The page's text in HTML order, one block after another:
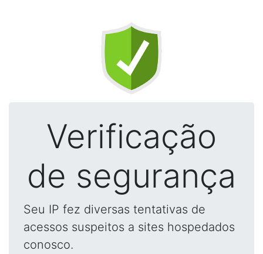
Verificação
de segurança
Seu IP fez diversas tentativas de
acessos suspeitos a sites hospedados
conosco.